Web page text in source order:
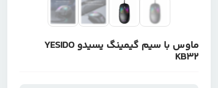
ماوس با سیم گیمینگ یسیدو YESIDO
KB32